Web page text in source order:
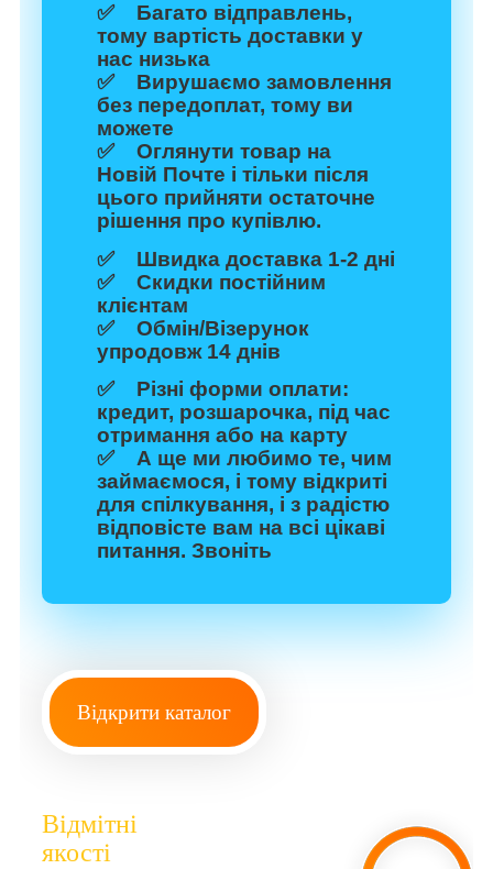
✅ Багато відправлень,
тому вартість доставки у
нас низька
✅ Вирушаємо замовлення
без передоплат, тому ви
можете
✅ Оглянути товар на
Новій Почте і тільки після
цього прийняти остаточне
рішення про купівлю.
✅ Швидка доставка 1-2 дні
✅ Скидки постійним
клієнтам
✅ Обмін/Візерунок
упродовж 14 днів
✅ Різні форми оплати:
кредит, розшарочка, під час
отримання або на карту
✅ А ще ми любимо те, чим
займаємося, і тому відкриті
для спілкування, і з радістю
відповісте вам на всі цікаві
питання. Звоніть
Відкрити каталог
Відмітні
якості